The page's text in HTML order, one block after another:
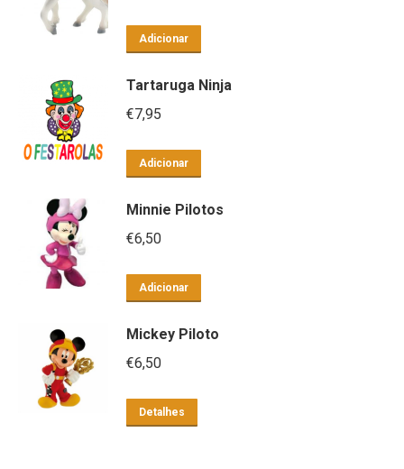
Adicionar
Tartaruga Ninja
€7,95
Adicionar
Minnie Pilotos
€6,50
Adicionar
Mickey Piloto
€6,50
Detalhes